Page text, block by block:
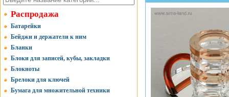
Распродажа
Батарейки
Бейджи и держатели к ним
Бланки
Блоки для записей, кубы, закладки
Блокноты
Брелоки для ключей
Бумага для множительной техники